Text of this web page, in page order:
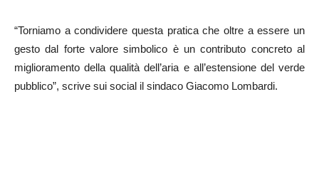
“Torniamo a condividere questa pratica che oltre a essere un
gesto dal forte valore simbolico è un contributo concreto al
miglioramento della qualità dell’aria e all’estensione del verde
pubblico”, scrive sui social il sindaco Giacomo Lombardi.